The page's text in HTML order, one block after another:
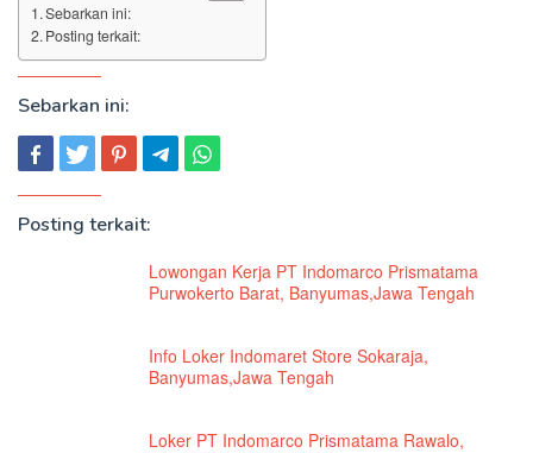
Sebarkan ini:
Posting terkait:
Sebarkan ini:
Posting terkait:
Lowongan Kerja PT Indomarco Prismatama
Purwokerto Barat, Banyumas,Jawa Tengah
Info Loker Indomaret Store Sokaraja,
Banyumas,Jawa Tengah
Loker PT Indomarco Prismatama Rawalo,